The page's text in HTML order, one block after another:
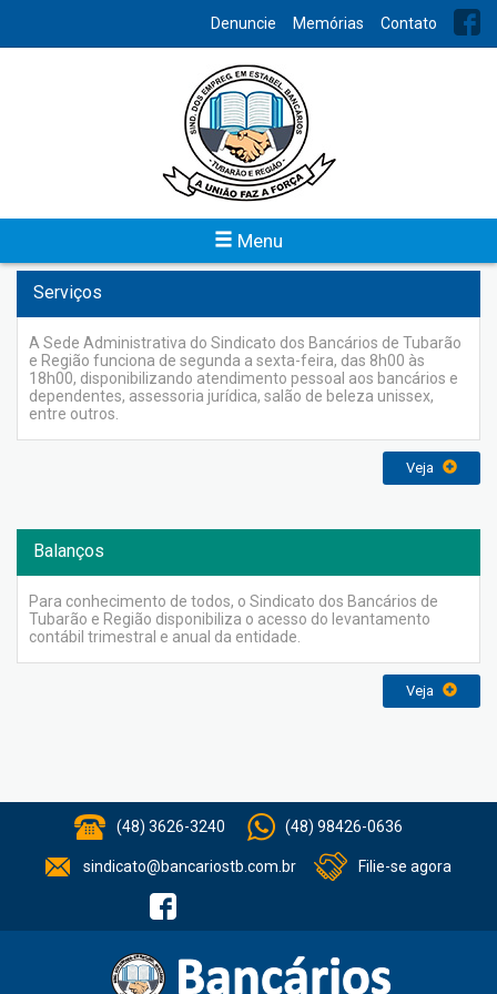
Denuncie Memórias Contato
Menu
Em notícias você terá um canal sempre atualizado com
informações de seu interesse.
Serviços
A Sede Administrativa do Sindicato dos Bancários de Tubarão
e Região funciona de segunda a sexta-feira, das 8h00 às
18h00, disponibilizando atendimento pessoal aos bancários e
dependentes, assessoria jurídica, salão de beleza unissex,
entre outros.
Veja
Balanços
Para conhecimento de todos, o Sindicato dos Bancários de
Tubarão e Região disponibiliza o acesso do levantamento
contábil trimestral e anual da entidade.
Veja
(48) 3626-3240 (48) 98426-0636
sindicato@bancariostb.com.br Filie-se agora